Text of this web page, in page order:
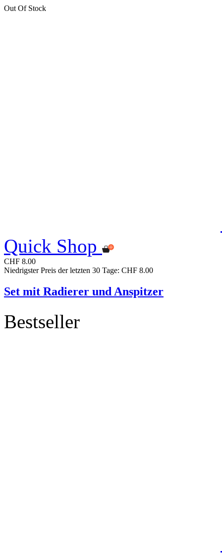
Out Of Stock
Quick Shop
CHF 8.00
Niedrigster Preis der letzten 30 Tage: CHF 8.00
Set mit Radierer und Anspitzer
Bestseller